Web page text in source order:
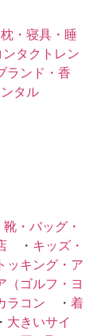
枕・寝具・睡
タクトレン
ランド・香
タル
・バッグ・
・ キッズ・
ッキング・ア
（ゴルフ・ヨ
ラコン ・ 着
大きいサイ